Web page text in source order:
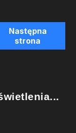
Następna
strona